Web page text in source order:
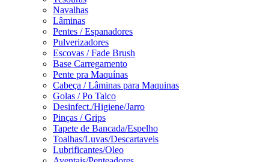
Navalhas
Lâminas
Pentes / Espanadores
Pulverizadores
Escovas / Fade Brush
Base Carregamento
Pente pra Maquínas
Cabeça / Lâminas para Maquinas
Golas / Po Talco
Desinfect./Higiene/Jarro
Pinças / Grips
Tapete de Bancada/Espelho
Toalhas/Luvas/Descartaveis
Lubrificantes/Oleo